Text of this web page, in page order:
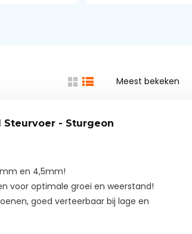
Meest bekeken
Steurvoer - Sturgeon
en 4,5mm!
voor optimale groei en weerstand!
goed verteerbaar bij lage en